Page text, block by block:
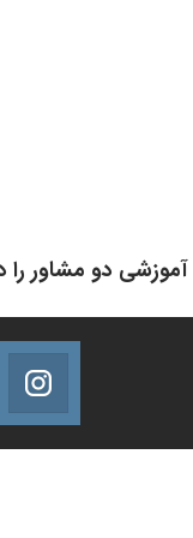
آموزشی دو مشاور را